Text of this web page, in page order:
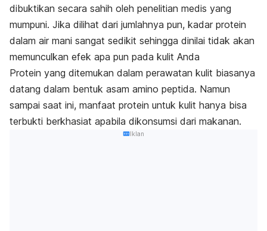
dibuktikan secara sahih oleh penelitian medis yang
mumpuni. Jika dilihat dari jumlahnya pun, kadar protein
dalam air mani sangat sedikit sehingga dinilai tidak akan
memunculkan efek apa pun pada kulit Anda
Protein yang ditemukan dalam perawatan kulit biasanya
datang dalam bentuk asam amino peptida. Namun
sampai saat ini, manfaat protein untuk kulit hanya bisa
terbukti berkhasiat apabila dikonsumsi dari makanan.
Iklan